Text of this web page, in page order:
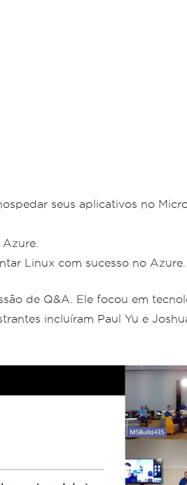
seus aplicativos no
Linux com sucesso no Azure.
de Q&A. Ele focou em
incluíram Paul Yu e